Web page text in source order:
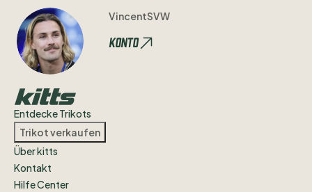
VincentSVW
Konto
Entdecke Trikots
Trikot verkaufen
Über kitts
Kontakt
Hilfe Center